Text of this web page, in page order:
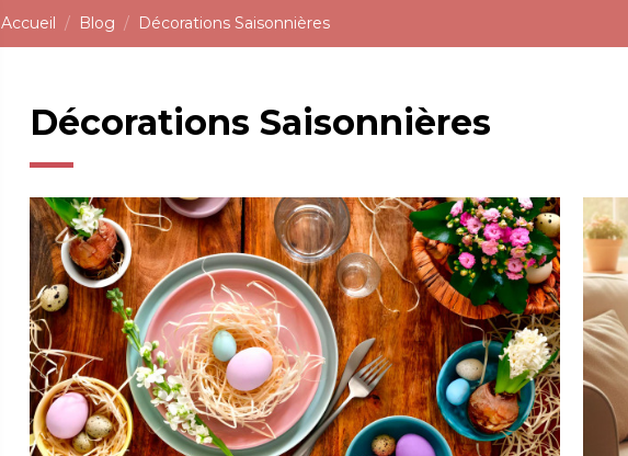
Accueil Blog Décorations Saisonnières
Décorations Saisonnières